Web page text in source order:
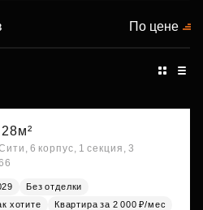
По цене
28м²
6 корпус, 1 секция, 3
Без отделки
хотите
Квартира за 2 000 ₽/мес